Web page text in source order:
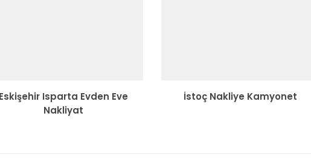
Eskişehir Isparta Evden Eve
Nakliyat
İstoç Nakliye Kamyonet